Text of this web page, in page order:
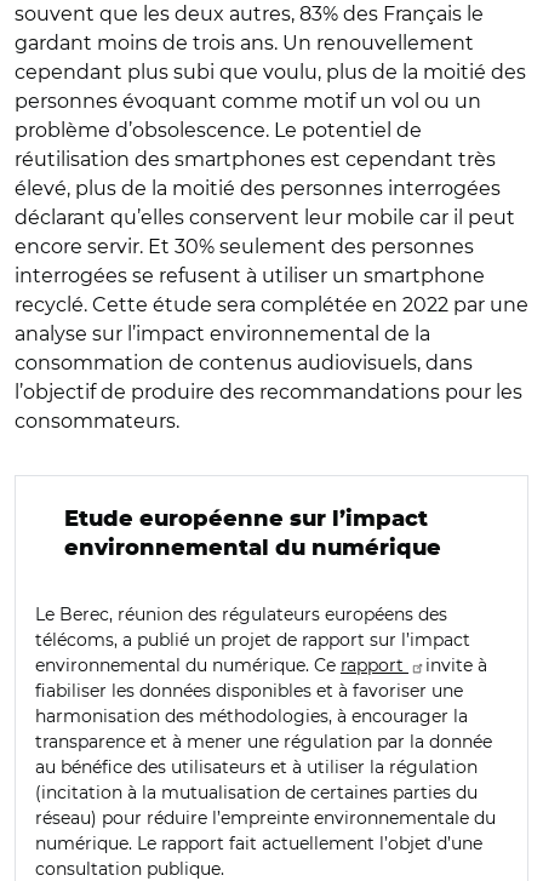
souvent que les deux autres, 83% des Français le
gardant moins de trois ans. Un renouvellement
cependant plus subi que voulu, plus de la moitié des
personnes évoquant comme motif un vol ou un
problème d’obsolescence. Le potentiel de
réutilisation des smartphones est cependant très
élevé, plus de la moitié des personnes interrogées
déclarant qu’elles conservent leur mobile car il peut
encore servir. Et 30% seulement des personnes
interrogées se refusent à utiliser un smartphone
recyclé. Cette étude sera complétée en 2022 par une
analyse sur l’impact environnemental de la
consommation de contenus audiovisuels, dans
l’objectif de produire des recommandations pour les
consommateurs.
Etude européenne sur l’impact
environnemental du numérique
Le Berec, réunion des régulateurs européens des
télécoms, a publié un projet de rapport sur l’impact
environnemental du numérique. Ce rapport
invite à
fiabiliser les données disponibles et à favoriser une
harmonisation des méthodologies, à encourager la
transparence et à mener une régulation par la donnée
au bénéfice des utilisateurs et à utiliser la régulation
(incitation à la mutualisation de certaines parties du
réseau) pour réduire l’empreinte environnementale du
numérique. Le rapport fait actuellement l’objet d’une
consultation publique.